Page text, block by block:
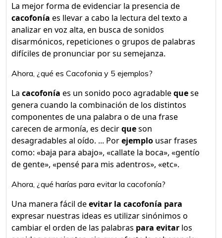
La mejor forma de evidenciar la presencia de
cacofonía es llevar a cabo la lectura del texto a
analizar en voz alta, en busca de sonidos
disarmónicos, repeticiones o grupos de palabras
difíciles de pronunciar por su semejanza.
Ahora, ¿qué es Cacofonia y 5 ejemplos?
La cacofonía es un sonido poco agradablequese
genera cuando la combinación de los distintos
componentes de una palabra o de una frase
carecen de armonía, es decirqueson
desagradables al oído. ... Porejemplo usar frases
como: «baja para abajo», «callate la boca», «gentío
de gente», «pensé para mis adentros», «etc».
Ahora, ¿qué harías para evitar la cacofonía?
Una manera fácil deevitar la cacofonía para
expresar nuestras ideas es utilizar sinónimos o
cambiar el orden de las palabras para evitar los